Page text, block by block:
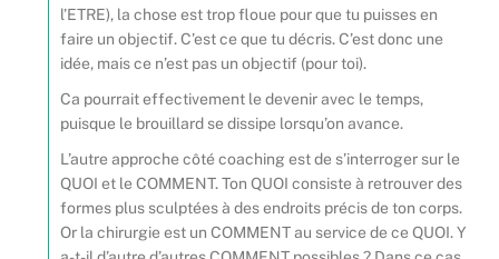
l’ETRE), la chose est trop floue pour que tu puisses en
faire un objectif. C’est ce que tu décris. C’est donc une
idée, mais ce n’est pas un objectif (pour toi).
Ca pourrait effectivement le devenir avec le temps,
puisque le brouillard se dissipe lorsqu’on avance.
L’autre approche côté coaching est de s’interroger sur le
QUOI et le COMMENT. Ton QUOI consiste à retrouver des
formes plus sculptées à des endroits précis de ton corps.
Or la chirurgie est un COMMENT au service de ce QUOI. Y